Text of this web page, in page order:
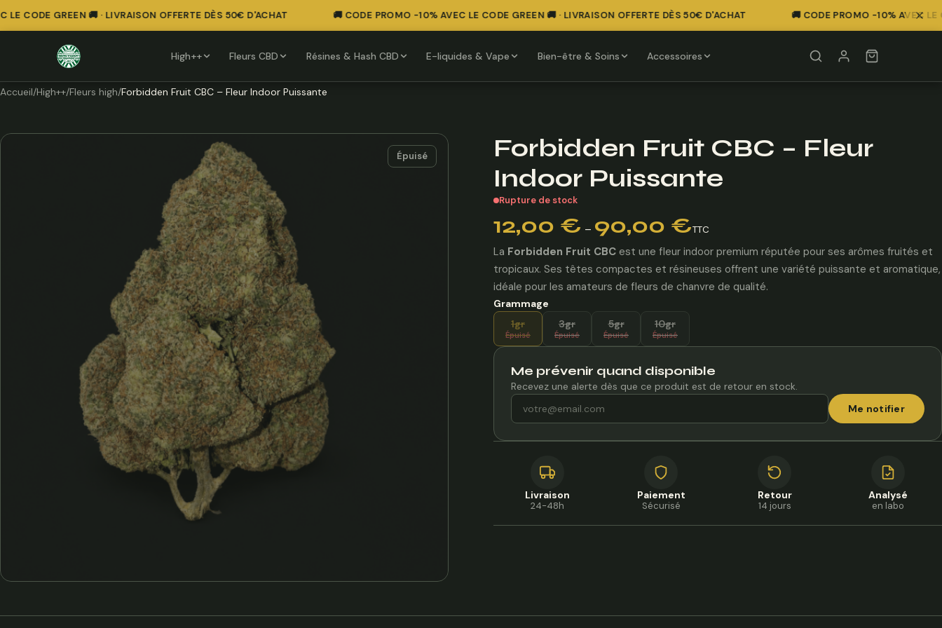
CODE GREEN 🚚 · LIVRAISON OFFERTE DÈS 50€ D'ACHAT 🚚 CODE PROMO -10% AVEC LE CODE GREEN 🚚 · LIVRAISON OFFERTE DÈS 50€ D'ACHAT 🚚 CODE PROMO -10% AVEC LE
High++ Fleurs CBD Résines & Hash CBD E-liquides & Vape Bien-être & Soins Accessoires
Accueil/High++/Fleurs high/Forbidden Fruit CBC – Fleur Indoor Puissante
Épuisé
Forbidden Fruit CBC – Fleur
Indoor Puissante
Rupture de stock
12,00 € – 90,00 €
de
prix :
12,00 €
à
90,00 €
TTC
La Forbidden Fruit CBC est une fleur indoor premium réputée pour ses arômes fruités et
tropicaux. Ses têtes compactes et résineuses offrent une variété puissante et aromatique,
idéale pour les amateurs de fleurs de chanvre de qualité.
Grammage
1gr
Épuisé
3gr
Épuisé
5gr
Épuisé
10gr
Épuisé
Me prévenir quand disponible
Recevez une alerte dès que ce produit est de retour en stock.
Me notifier
Livraison
24-48h
Paiement
Sécurisé
Retour
14 jours
Analysé
en labo